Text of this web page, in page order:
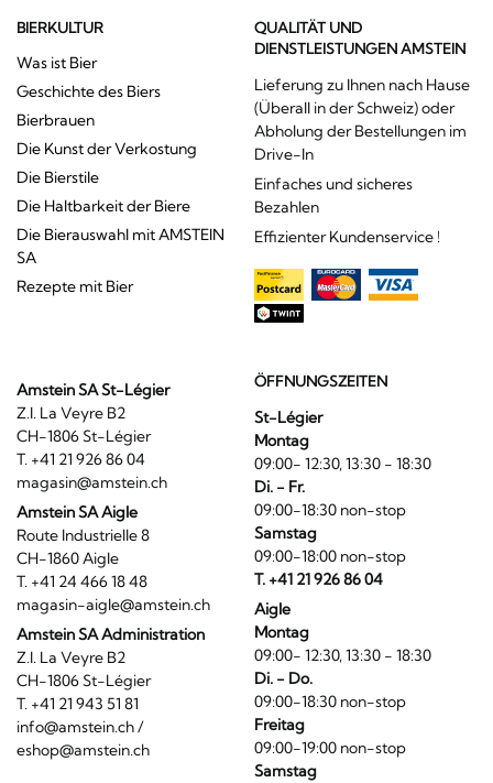
BIERKULTUR
Was ist Bier
Geschichte des Biers
Bierbrauen
Die Kunst der Verkostung
Die Bierstile
Die Haltbarkeit der Biere
Die Bierauswahl mit AMSTEIN
SA
Rezepte mit Bier
QUALITÄT UND
DIENSTLEISTUNGEN AMSTEIN
Lieferung zu Ihnen nach Hause
(Überall in der Schweiz) oder
Abholung der Bestellungen im
Drive-In
Einfaches und sicheres
Bezahlen
Effizienter Kundenservice !
Amstein SA St-Légier
Z.I. La Veyre B2
CH-1806 St-Légier
T. +41 21 926 86 04
magasin@amstein.ch
Amstein SA Aigle
Route Industrielle 8
CH-1860 Aigle
T. +41 24 466 18 48
magasin-aigle@amstein.ch
Amstein SA Administration
Z.I. La Veyre B2
CH-1806 St-Légier
T. +41 21 943 51 81
info@amstein.ch/
eshop@amstein.ch
ÖFFNUNGSZEITEN
St-Légier
Montag
09:00- 12:30, 13:30 - 18:30
Di. - Fr.
09:00-18:30 non-stop
Samstag
09:00-18:00 non-stop
T. +41 21 926 86 04
Aigle
Montag
09:00- 12:30, 13:30 - 18:30
Di. - Do.
09:00-18:30 non-stop
Freitag
09:00-19:00 non-stop
Samstag